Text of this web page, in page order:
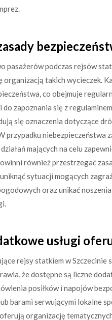
pasażerów podczas rejsów
organizacją takich wycieczek.
co obejmuje
do zapoznania się z
się oznaczenia dotyczące
przypadku niebezpieczeństwa
mających na celu
również przestrzegać
uniknąć sytuacji mogących
oraz unikać
usługi
rejsy statkiem w
że dostępne są liczne
posiłków i napojów
barami serwującymi lokalne
organizację